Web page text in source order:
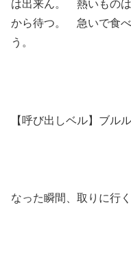
は出来ん。 熱いもの
から待つ。 急いで食べ
う。
【呼び出しベル】ブル
なった瞬間、取りに行